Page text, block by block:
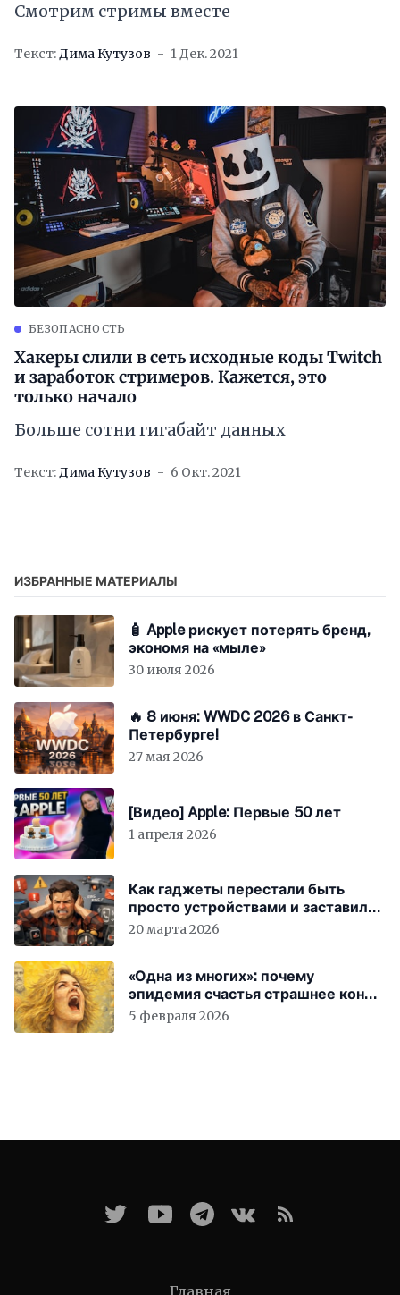
Смотрим стримы вместе
Текст:Дима Кутузов 1 Дек. 2021
БЕЗОПАСНОСТЬ
Хакеры слили в сеть исходные коды Twitch
и заработок стримеров. Кажется, это
только начало
Больше сотни гигабайт данных
Текст:Дима Кутузов 6 Окт. 2021
ИЗБРАННЫЕ МАТЕРИАЛЫ
🧴 Apple рискует потерять бренд,
экономя на «мыле»
30 июля 2026
🔥 8 июня: WWDC 2026 в Санкт-
Петербурге!
27 мая 2026
[Видео] Apple: Первые 50 лет
1 апреля 2026
Как гаджеты перестали быть
просто устройствами и заставили
вас бесплатно работать
20 марта 2026
«Одна из многих»: почему
эпидемия счастья страшнее конца
света
5 февраля 2026